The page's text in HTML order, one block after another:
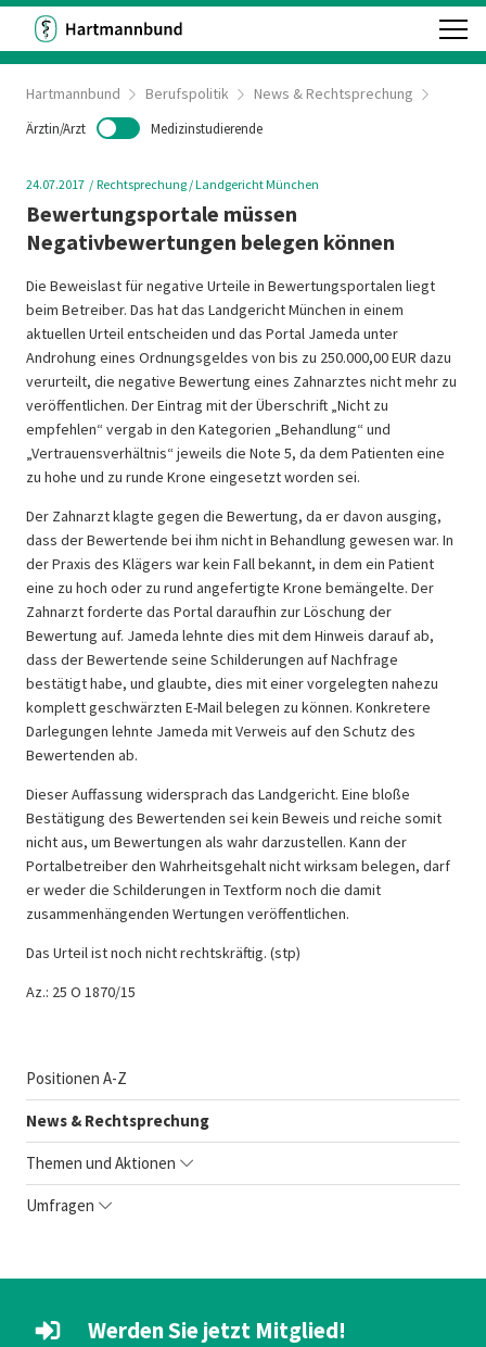
Hartmannbund Berufspolitik News & Rechtsprechung
Ärztin/Arzt Medizinstudierende
24.07.2017 Rechtsprechung / Landgericht München
Bewertungsportale müssen
Negativbewertungen belegen können
Die Beweislast für negative Urteile in Bewertungsportalen liegt
beim Betreiber. Das hat das Landgericht München in einem
aktuellen Urteil entscheiden und das Portal Jameda unter
Androhung eines Ordnungsgeldes von bis zu 250.000,00 EUR dazu
verurteilt, die negative Bewertung eines Zahnarztes nicht mehr zu
veröffentlichen. Der Eintrag mit der Überschrift „Nicht zu
empfehlen“ vergab in den Kategorien „Behandlung“ und
„Vertrauensverhältnis“ jeweils die Note 5, da dem Patienten eine
zu hohe und zu runde Krone eingesetzt worden sei.
Der Zahnarzt klagte gegen die Bewertung, da er davon ausging,
dass der Bewertende bei ihm nicht in Behandlung gewesen war. In
der Praxis des Klägers war kein Fall bekannt, in dem ein Patient
eine zu hoch oder zu rund angefertigte Krone bemängelte. Der
Zahnarzt forderte das Portal daraufhin zur Löschung der
Bewertung auf. Jameda lehnte dies mit dem Hinweis darauf ab,
dass der Bewertende seine Schilderungen auf Nachfrage
bestätigt habe, und glaubte, dies mit einer vorgelegten nahezu
komplett geschwärzten E-Mail belegen zu können. Konkretere
Darlegungen lehnte Jameda mit Verweis auf den Schutz des
Bewertenden ab.
Dieser Auffassung widersprach das Landgericht. Eine bloße
Bestätigung des Bewertenden sei kein Beweis und reiche somit
nicht aus, um Bewertungen als wahr darzustellen. Kann der
Portalbetreiber den Wahrheitsgehalt nicht wirksam belegen, darf
er weder die Schilderungen in Textform noch die damit
zusammenhängenden Wertungen veröffentlichen.
Das Urteil ist noch nicht rechtskräftig. (stp)
Az.: 25 O 1870/15
Positionen A-Z
News & Rechtsprechung
Themen und Aktionen
Umfragen
Werden Sie jetzt Mitglied!